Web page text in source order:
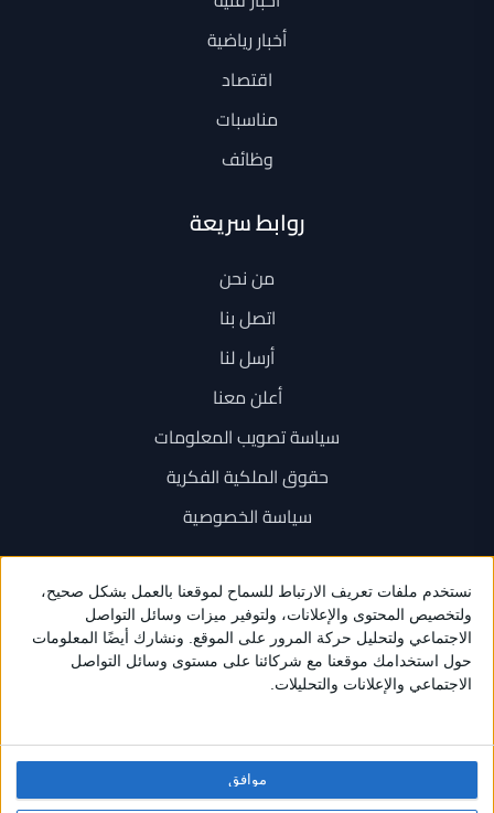
موافق
أخبار رياضية
اقتصاد
مناسبات
وظائف
روابط سريعة
من نحن
اتصل بنا
أرسل لنا
أعلن معنا
سياسة تصويب المعلومات
حقوق الملكية الفكرية
سياسة الخصوصية
اتصل بنا
+962 6 534 1777
+962 79 202 7000